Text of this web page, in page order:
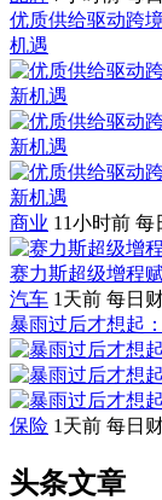
优质供给驱动跨
机遇
商业 11小时前 每
赛力斯超级增程
汽车 1天前 每日
暴雨过后才想起
保险 1天前 每日
头条文章